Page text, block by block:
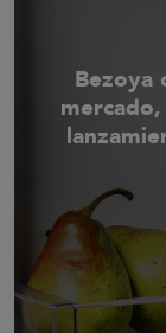
Bezoya